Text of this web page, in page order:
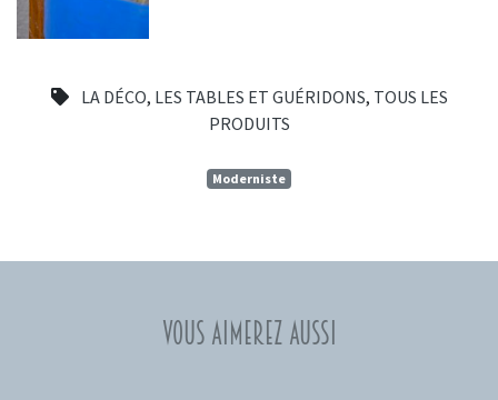
LA DÉCO, LES TABLES ET GUÉRIDONS, TOUS LES
PRODUITS
Moderniste
Vous aimerez aussi